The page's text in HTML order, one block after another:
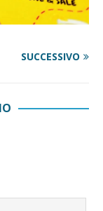
SUCCESSIVO